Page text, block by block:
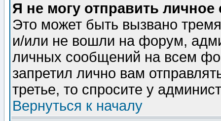
Я не могу отправить
Это может быть вызвано
и/или не вошли на форум,
личных сообщений на всем
запретил лично вам
третье, то спросите у
Вернуться к началу